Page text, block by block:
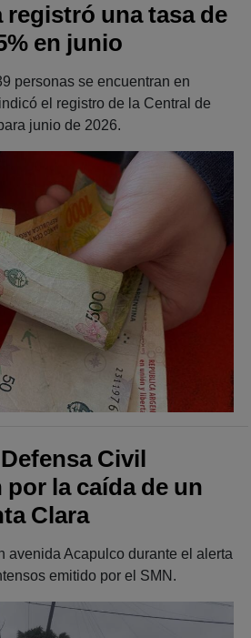
registró una tasa de
en junio
personas se encuentran en
el registro de la Central de
junio de 2026.
Civil
la caída de un
Clara
avenida Acapulco durante el alerta
emitido por el SMN.